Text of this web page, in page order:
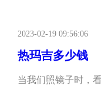
2023-02-19 09:56:06
热玛吉多少钱
当我们照镜子时，